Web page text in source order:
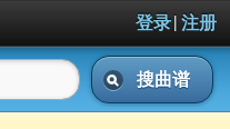
登录| 注册
搜曲谱